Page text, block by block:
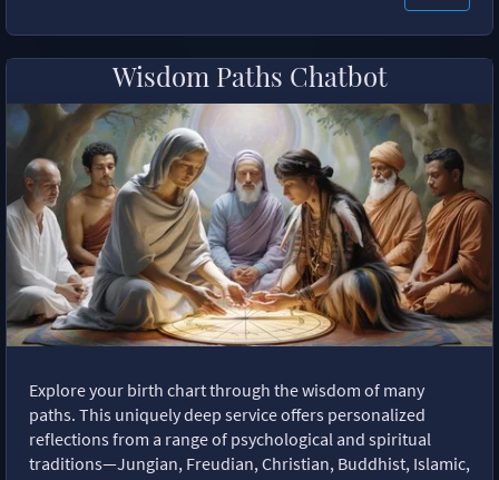
Wisdom Paths Chatbot
Explore your birth chart through the wisdom of many
paths. This uniquely deep service offers personalized
reflections from a range of psychological and spiritual
traditions—Jungian, Freudian, Christian, Buddhist, Islamic,